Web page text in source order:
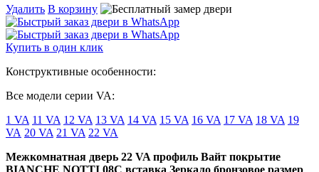
Удалить В корзину
Купить в один клик
Конструктивные особенности:
Все модели серии VA:
1 VA 11 VA 12 VA 13 VA 14 VA 15 VA 16 VA 17 VA 18 VA 19
VA 20 VA 21 VA 22 VA
Межкомнатная дверь 22 VA профиль Вайт покрытие
BIANCHE NOTTI 08C вставка Зеркало бронзовое размер